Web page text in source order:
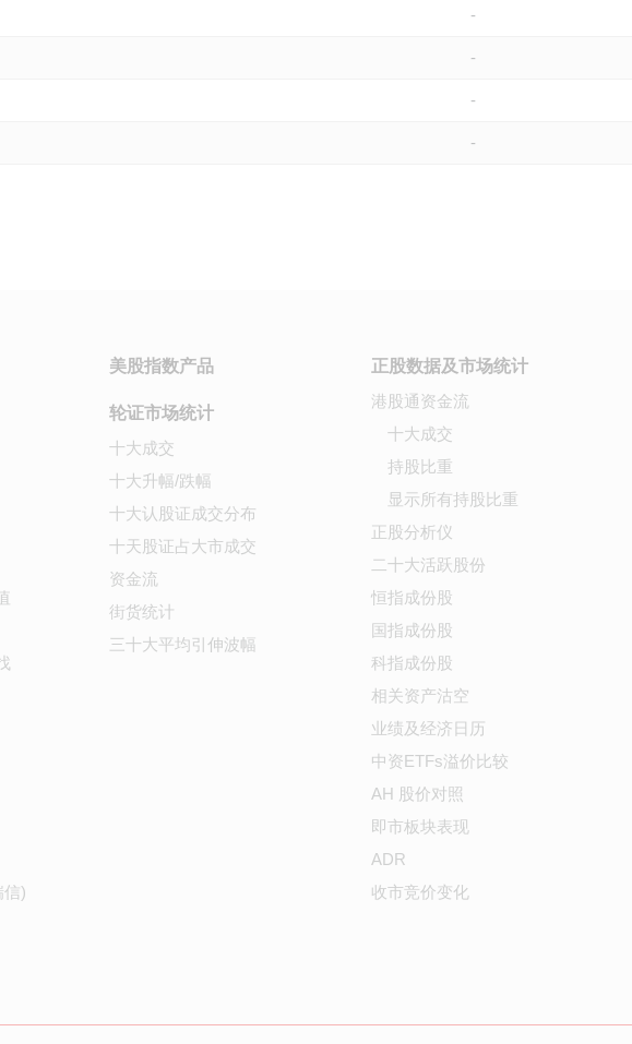
-
-
-
-
信)
美股指数产品
轮证市场统计
十大成交
十大升幅/跌幅
十大认股证成交分布
十天股证占大市成交
资金流
街货统计
三十大平均引伸波幅
正股数据及市场统计
港股通资金流
十大成交
持股比重
显示所有持股比重
正股分析仪
二十大活跃股份
恒指成份股
国指成份股
科指成份股
相关资产沽空
业绩及经济日历
中资ETFs溢价比较
AH 股价对照
即市板块表现
ADR
收市竞价变化